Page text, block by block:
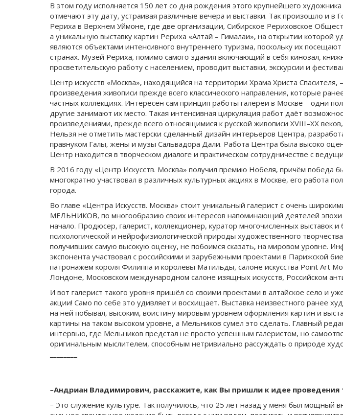
В этом году исполняется 150 лет со дня рождения этого крупнейшего
отмечают эту дату, устраивая различные вечера и выставки. Так произошло и
Рериха в Верхнем Уймоне, где две организации, Сибирское Рериховское
а уникальную выставку картин Рериха «Алтай – Гималаи», на открытии которой
являются объектами интенсивного внутреннего туризма, поскольку их
странах. Музей Рериха, помимо самого здания включающий в себя кинозал,
просветительскую работу с населением, проводит выставки, экскурсии и
Центр искусств «Москва», находящийся на территории Храма Христа Спасителя,
произведения живописи прежде всего классического направления, которые
частных коллекциях. Интересен сам принцип работы галереи в Москве – одни
другие занимают их место. Такая интенсивная циркуляция работ даёт
произведениями, прежде всего относящимися к русской живописи XVIII–XX
Нельзя не отметить мастерски сделанный дизайн интерьеров Центра,
правнуком Галы, жены и музы Сальвадора Дали. Работа Центра была высоко
Центр находится в творческом диалоге и практическом сотрудничестве с
В 2016 году «Центр Искусств. Москва» получил премию Нобеля, причём победа
многократно участвовал в различных культурных акциях в Москве, его работа
города.
Во главе «Центра Искусств. Москва» стоит уникальный галерист с очень
МЕЛЬНИКОВ, по многообразию своих интересов напоминающий деятелей
начало. Продюсер, галерист, коллекционер, куратор многочисленных выставок
психологической и нейрофизиологической природы художественного
получивших самую высокую оценку, не побоимся сказать, на мировом уровне.
экспонента участвовал с российскими и зарубежными проектами в Парижской
патронажем короля Филиппа и королевы Матильды, салоне искусства Point Art
Лондоне, Московском международном салоне изящных искусств, Российском
И вот галерист такого уровня пришёл со своими проектами в алтайское село и
акции! Само по себе это удивляет и восхищает. Выставка неизвестного ранее
на ней побывал, высоким, воистину мировым уровнем оформления картин и
картины на таком высоком уровне, а Мельников сумел это сделать. Главный
интервью, где Мельников предстал не просто успешным галеристом, но
оригинальным мыслителем, способным нетривиально рассуждать о природе
–Андриан Владимирович, расскажите, как Вы пришли к идее проведения
– Это служение культуре. Так получилось, что 25 лет назад у меня был мощный